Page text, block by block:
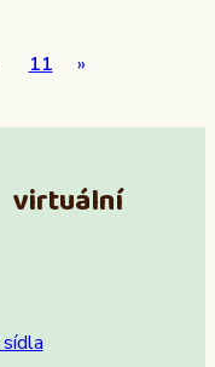
11 »
virtuální